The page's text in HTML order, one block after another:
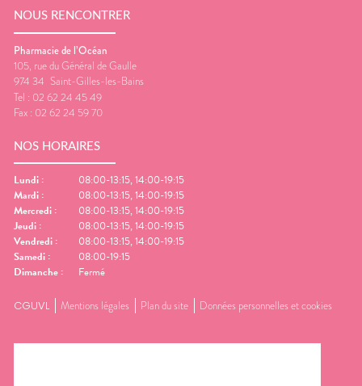
NOUS RENCONTRER
Pharmacie de l’Océan
105, rue du Général de Gaulle
974 34 Saint-Gilles-les-Bains
Tel : 02 62 24 45 49
Fax : 02 62 24 59 70
NOS HORAIRES
Lundi :
08:00-13:15, 14:00-19:15
Mardi :
08:00-13:15, 14:00-19:15
Mercredi :
08:00-13:15, 14:00-19:15
Jeudi :
08:00-13:15, 14:00-19:15
Vendredi :
08:00-13:15, 14:00-19:15
Samedi :
08:00-19:15
Dimanche : Fermé
CGUVL Mentions légales Plan du site Données personnelles et cookies